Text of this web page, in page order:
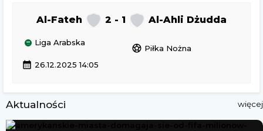
Al-Fateh 2 - 1 Al-Ahli Dżudda
Liga Arabska
sports_soccer Piłka Nożna
calendar_month 26.12.2025 14:05
Aktualności więcej